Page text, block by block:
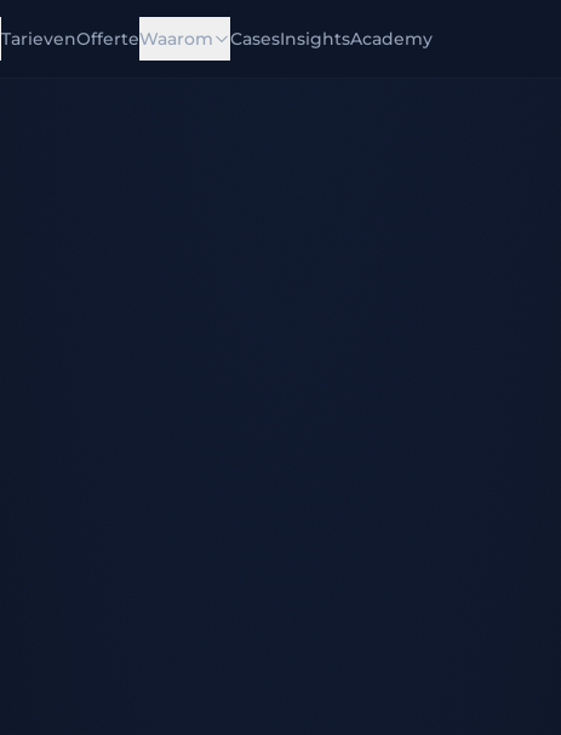
TarievenOfferteWaarom CasesInsightsAcademy